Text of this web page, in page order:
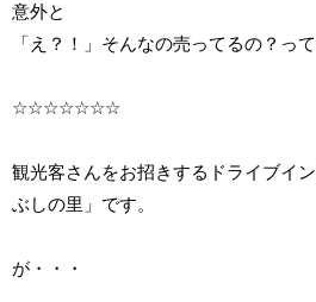
意外と
「え？！」そんなの売ってるの？っ
☆☆☆☆☆☆☆
観光客さんをお招きするドライブイ
ぶしの里」です。
が・・・